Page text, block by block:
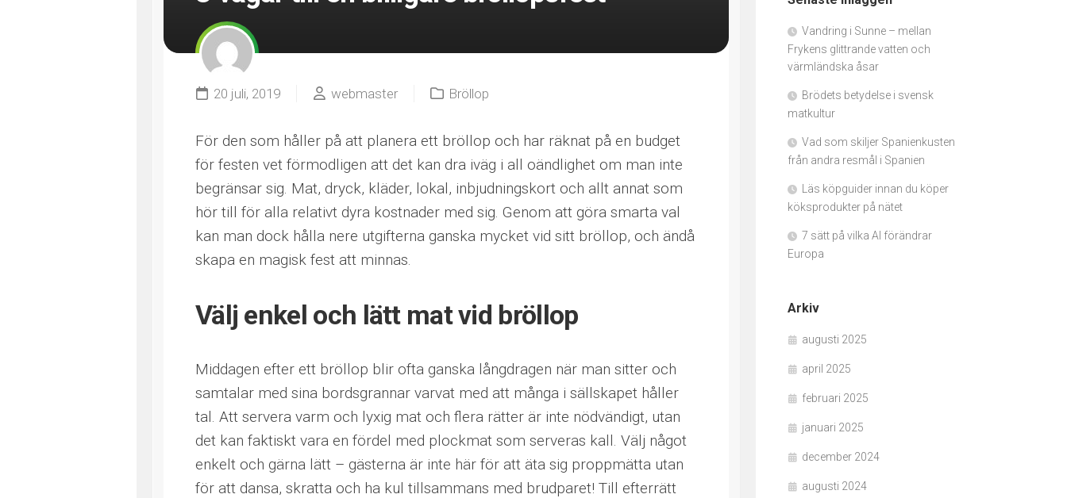
20 juli, 2019 webmaster Bröllop
För den som håller på att planera ett bröllop och har räknat på en budget
för festen vet förmodligen att det kan dra iväg i all oändlighet om man inte
begränsar sig. Mat, dryck, kläder, lokal, inbjudningskort och allt annat som
hör till för alla relativt dyra kostnader med sig. Genom att göra smarta val
kan man dock hålla nere utgifterna ganska mycket vid sitt bröllop, och ändå
skapa en magisk fest att minnas.
Välj enkel och lätt mat vid bröllop
Middagen efter ett bröllop blir ofta ganska långdragen när man sitter och
samtalar med sina bordsgrannar varvat med att många i sällskapet håller
tal. Att servera varm och lyxig mat och flera rätter är inte nödvändigt, utan
det kan faktiskt vara en fördel med plockmat som serveras kall. Välj något
enkelt och gärna lätt – gästerna är inte här för att äta sig proppmätta utan
för att dansa, skratta och ha kul tillsammans med brudparet! Till efterrätt
Vandring i Sunne – mellan
Frykens glittrande vatten och
värmländska åsar
Brödets betydelse i svensk
matkultur
Vad som skiljer Spanienkusten
från andra resmål i Spanien
Läs köpguider innan du köper
köksprodukter på nätet
7 sätt på vilka AI förändrar
Europa
Arkiv
augusti 2025
april 2025
februari 2025
januari 2025
december 2024
augusti 2024